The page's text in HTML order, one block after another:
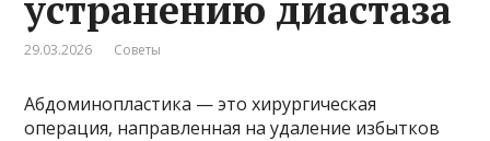
29.03.2026 Советы
Абдоминопластика — это хирургическая
операция, направленная на удаление избытков